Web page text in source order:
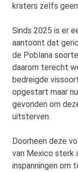
kraters zelfs
Sinds 2025 is er
aantoont dat
de Poblana
daarom terecht
bedreigde
opgestart maar
gevonden om
uitsterven.
Doorheen deze
van Mexico sterk
inspanningen om